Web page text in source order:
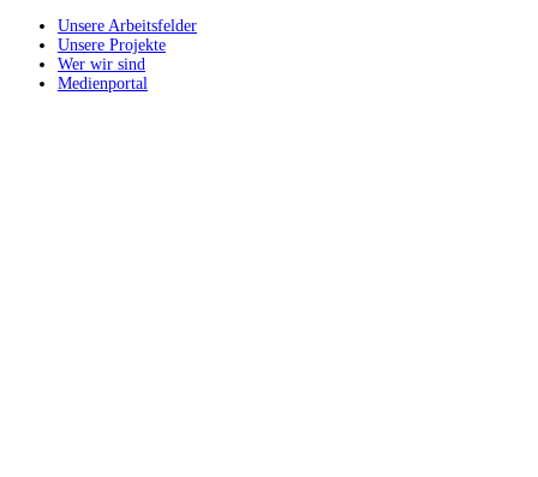
Unsere Arbeitsfelder
Unsere Projekte
Wer wir sind
Medienportal